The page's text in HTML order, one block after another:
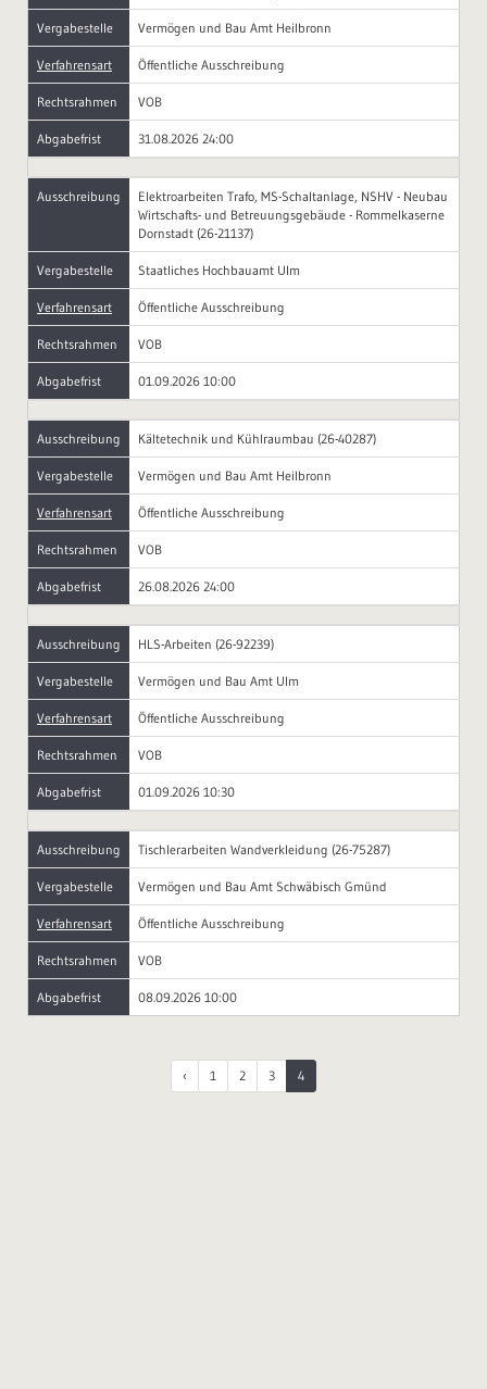
Vergabestelle Vermögen und Bau Amt Heilbronn
Verfahrensart Öffentliche Ausschreibung
Rechtsrahmen VOB
Abgabefrist 31.08.2026 24:00
Ausschreibung
Elektroarbeiten Trafo, MS-Schaltanlage, NSHV - Neubau
Wirtschafts- und Betreuungsgebäude - Rommelkaserne
Dornstadt (26-21137)
Vergabestelle Staatliches Hochbauamt Ulm
Verfahrensart Öffentliche Ausschreibung
Rechtsrahmen VOB
Abgabefrist 01.09.2026 10:00
Ausschreibung Kältetechnik und Kühlraumbau (26-40287)
Vergabestelle Vermögen und Bau Amt Heilbronn
Verfahrensart Öffentliche Ausschreibung
Rechtsrahmen VOB
Abgabefrist 26.08.2026 24:00
Ausschreibung HLS-Arbeiten (26-92239)
Vergabestelle Vermögen und Bau Amt Ulm
Verfahrensart Öffentliche Ausschreibung
Rechtsrahmen VOB
Abgabefrist 01.09.2026 10:30
Ausschreibung Tischlerarbeiten Wandverkleidung (26-75287)
Vergabestelle Vermögen und Bau Amt Schwäbisch Gmünd
Verfahrensart Öffentliche Ausschreibung
Rechtsrahmen VOB
Abgabefrist 08.09.2026 10:00
‹ 1 2 3 4